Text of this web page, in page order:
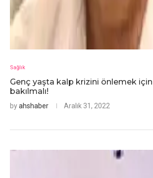
Sağlık
Genç yaşta kalp krizini önlemek
bakılmalı!
byahshaber Aralık 31, 2022